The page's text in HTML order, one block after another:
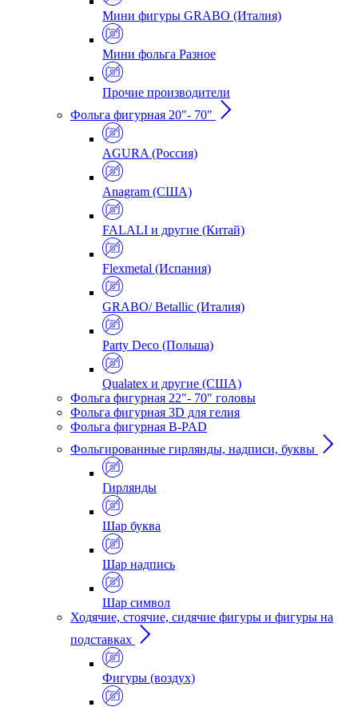
Мини фигуры GRABO (Италия)
Мини фольга Разное
Прочие производители
Фольга фигурная 20"- 70"
AGURA (Россия)
Anagram (США)
FALALI и другие (Китай)
Flexmetal (Испания)
GRABO/ Betallic (Италия)
Party Deco (Польша)
Qualatex и другие (США)
Фольга фигурная 22"- 70" головы
Фольга фигурная 3D для гелия
Фольга фигурная B-PAD
Фольгированные гирлянды, надписи, буквы
Гирлянды
Шар буква
Шар надпись
Шар символ
Ходячие, стоячие, сидячие фигуры и фигуры на
подставках
Фигуры (воздух)